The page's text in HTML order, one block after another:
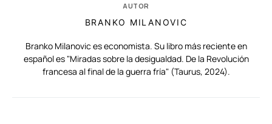
AUTOR
BRANKO MILANOVIC
Branko Milanovic es economista. Su libro más reciente en
español es "Miradas sobre la desigualdad. De la Revolución
francesa al final de la guerra fría" (Taurus, 2024).